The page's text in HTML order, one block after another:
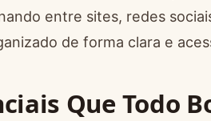
entre sites, redes
de forma clara e
Que Todo